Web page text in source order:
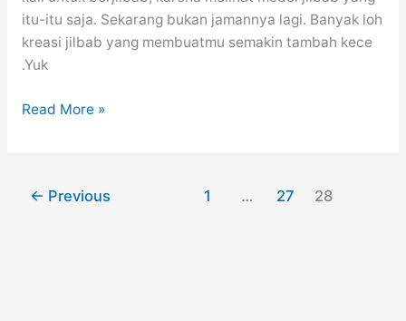
itu-itu saja. Sekarang bukan jamannya lagi. Banyak loh
kreasi jilbab yang membuatmu semakin tambah kece
.Yuk
50
Simpel
Read More »
← Previous 1 … 27 28